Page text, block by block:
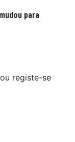
para
ou registe-se